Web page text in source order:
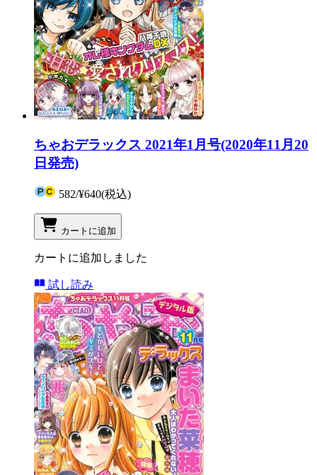
ちゃおデラックス 2021年1月号(2020年11月20
日発売)
582/¥640(税込)
カートに追加
カートに追加しました
試し読み